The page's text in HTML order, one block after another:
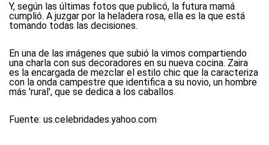
Y, según las últimas fotos que publicó, la futura mamá
cumplió. A juzgar por la heladera rosa, ella es la que está
tomando todas las decisiones.
En una de las imágenes que subió la vimos compartiendo
una charla con sus decoradores en su nueva cocina. Zaira
es la encargada de mezclar el estilo chic que la caracteriza
con la onda campestre que identifica a su novio, un hombre
más 'rural', que se dedica a los caballos.
Fuente: us.celebridades.yahoo.com